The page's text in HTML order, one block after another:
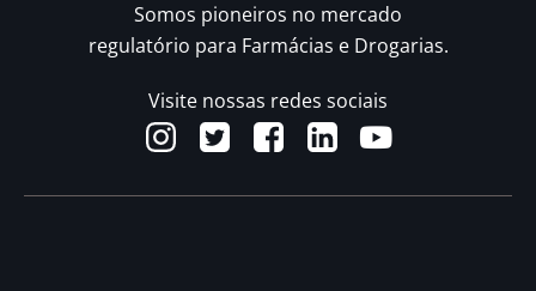
Somos pioneiros no mercado
regulatório para Farmácias e Drogarias.
Visite nossas redes sociais